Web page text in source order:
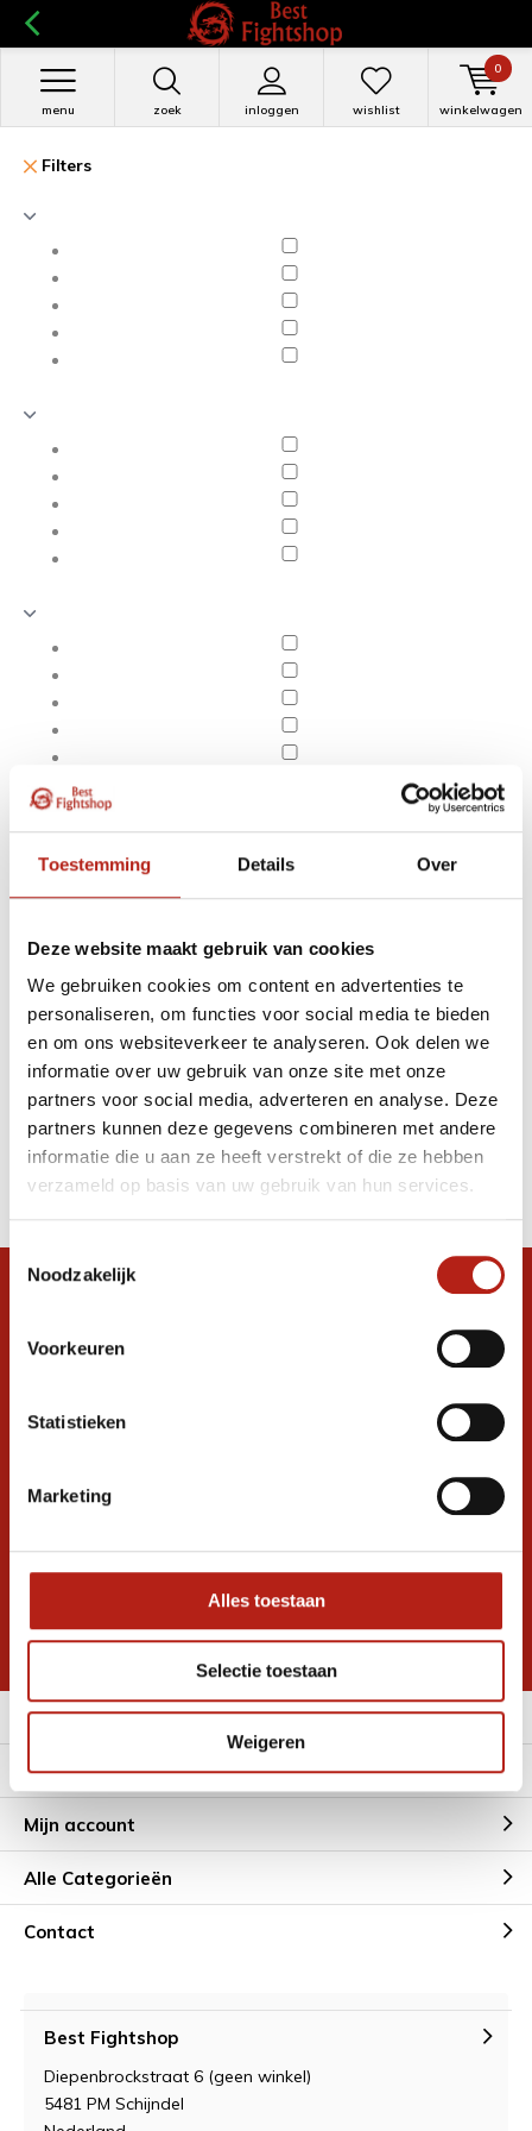
Toestemming Details Over
Deze website maakt gebruik van cookies
We gebruiken cookies om content en advertenties te
personaliseren, om functies voor social media te bieden
en om ons websiteverkeer te analyseren. Ook delen we
informatie over uw gebruik van onze site met onze
partners voor social media, adverteren en analyse. Deze
partners kunnen deze gegevens combineren met andere
informatie die u aan ze heeft verstrekt of die ze hebben
verzameld op basis van uw gebruik van hun services.
Toestemmingsselectie
Noodzakelijk
Voorkeuren
Statistieken
Marketing
Alles toestaan
Selectie toestaan
Weigeren
zoek inloggen
menu wishlist winkelwagen
0
Filters
Apply filters
Producten getagd met
Advantage open
handbeschermers. DNK
Producten
Filter
Stel je vraag in de chat, en we helpen je
graag verder. 24/7
Volg ons
promoties
* Lees hier de wettelijke beperkingen
Meer informatie
Klantenservice
Mijn account
Alle Categorieën
Contact
Best Fightshop
Diepenbrockstraat 6 (geen winkel)
5481 PM Schijndel